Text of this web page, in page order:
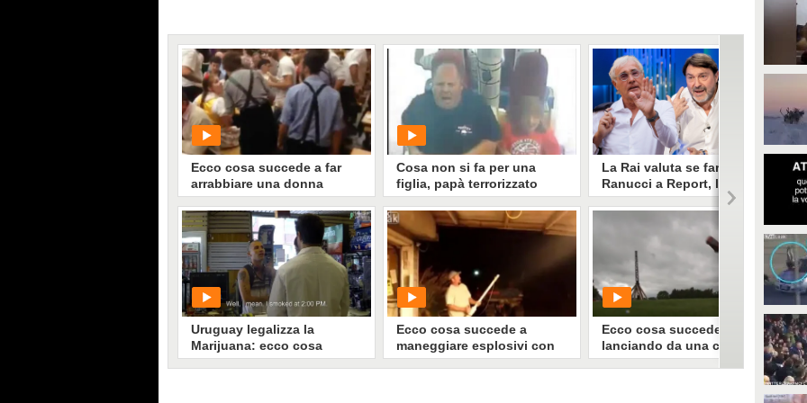
Ecco cosa succede a far
arrabbiare una donna
tedesca
PLAY
4864• diSuccedeNelMondo
Uruguay legalizza la
Marijuana: ecco cosa
succede a chi l'acquista in
Cosa non si fa per una
figlia, papà terrorizzato
sulla giostra
7235• diViralVideo
Ecco cosa succede a
maneggiare esplosivi con
leggerezza
La Rai valuta se far restare
Ranucci a Report, l’ipotesi
è che possa sostituirlo
Il futuro di Sigfrido Ranucci alla
guida di Report resta al centro
delle valutazioni della Rai. Se il
giornalista dovesse lasciare il
programma, tra i nomi in corsa
spunta anche quello di Massimo
Giletti.
Ecco cosa succede
lanciando da una catapulta
un auto, un piano e un